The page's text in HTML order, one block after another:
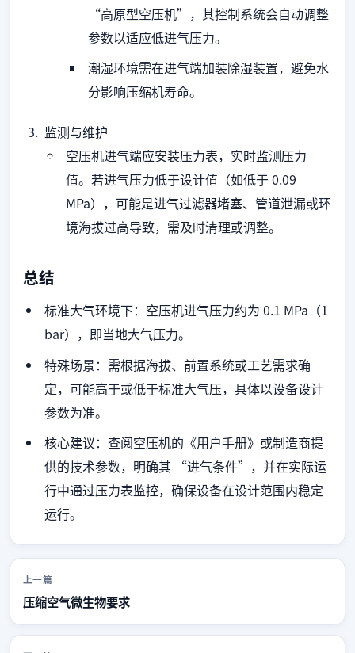
“高原型空压机”，其控制系统会自动调整
参数以适应低进气压力。
潮湿环境需在进气端加装除湿装置，避免水
分影响压缩机寿命。
监测与维护
空压机进气端应安装压力表，实时监测压力
值。若进气压力低于设计值（如低于 0.09
MPa），可能是进气过滤器堵塞、管道泄漏或环
境海拔过高导致，需及时清理或调整。
总结
标准大气环境下：空压机进气压力约为 0.1 MPa（1
bar），即当地大气压力。
特殊场景：需根据海拔、前置系统或工艺需求确
定，可能高于或低于标准大气压，具体以设备设计
参数为准。
核心建议：查阅空压机的《用户手册》或制造商提
供的技术参数，明确其 “进气条件”，并在实际运
行中通过压力表监控，确保设备在设计范围内稳定
运行。
上一篇
压缩空气微生物要求